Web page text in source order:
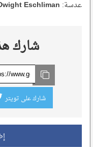
عدسة: Eschliman
شارك
شارك على تويتر